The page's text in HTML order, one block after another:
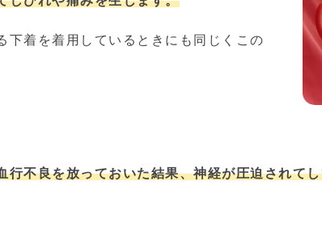
下着を着用しているときにも同じくこの
行不良を放っておいた結果、神経が圧迫されて